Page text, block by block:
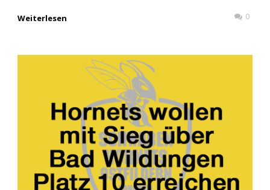
Weiterlesen 0